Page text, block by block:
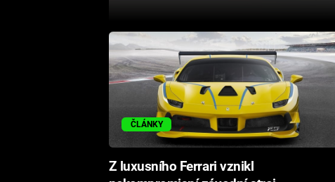
ČLÁNKY
Z luxusního Ferrari vznikl